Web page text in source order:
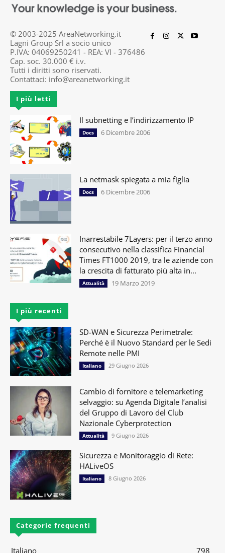
© 2003-2025 AreaNetworking.it
Lagni Group Srl a socio unico
P.IVA: 04069250241 - REA: VI - 376486
Cap. soc. 30.000 € i.v.
Tutti i diritti sono riservati.
Contattaci: info@areanetworking.it
I più letti
Il subnetting e l’indirizzamento IP
Docs 6 Dicembre 2006
La netmask spiegata a mia figlia
Docs 6 Dicembre 2006
Inarrestabile 7Layers: per il terzo anno
consecutivo nella classifica Financial
Times FT1000 2019, tra le aziende con
la crescita di fatturato più alta in...
Attualità 19 Marzo 2019
I più recenti
SD-WAN e Sicurezza Perimetrale:
Perché è il Nuovo Standard per le Sedi
Remote nelle PMI
Italiano 29 Giugno 2026
Cambio di fornitore e telemarketing
selvaggio: su Agenda Digitale l’analisi
del Gruppo di Lavoro del Club
Nazionale Cyberprotection
Attualità 9 Giugno 2026
Sicurezza e Monitoraggio di Rete:
HALiveOS
Italiano 8 Giugno 2026
Categorie frequenti
Italiano 798